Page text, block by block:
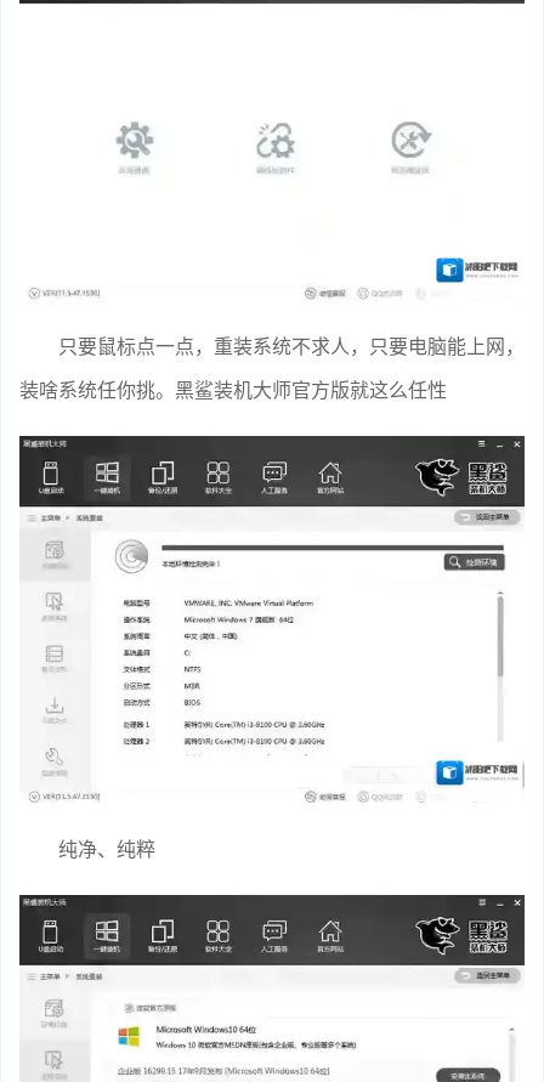
只要鼠标点一点，重装系统不求人，只要电脑能上网，
装啥系统任你挑。黑鲨装机大师官方版就这么任性
纯净、纯粹